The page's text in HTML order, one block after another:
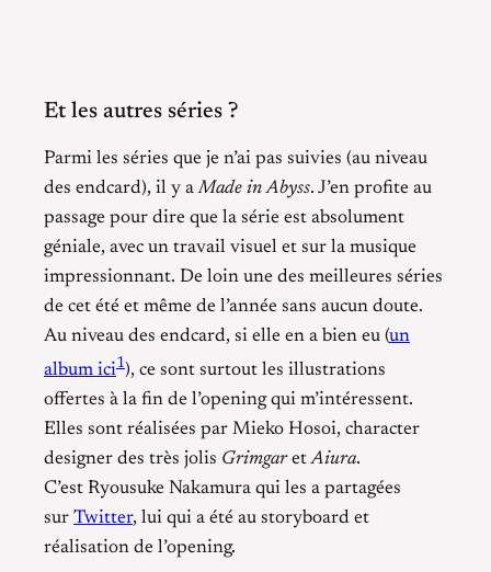
Et les autres séries ?
Parmi les séries que je n’ai pas suivies (au niveau
des endcard), il y aMade in Abyss. J’en profite au
passage pour dire que la série est absolument
géniale, avec un travail visuel et sur la musique
impressionnant. De loin une des meilleures séries
de cet été et même de l’année sans aucun doute.
Au niveau des endcard, si elle en a bien eu (un
album ici1), ce sont surtout les illustrations
offertes à la fin de l’opening qui m’intéressent.
Elles sont réalisées par Mieko Hosoi, character
designer des très jolis GrimgaretAiura.
C’est Ryousuke Nakamura qui les a partagées
sur Twitter, lui qui a été au storyboard et
réalisation de l’opening.